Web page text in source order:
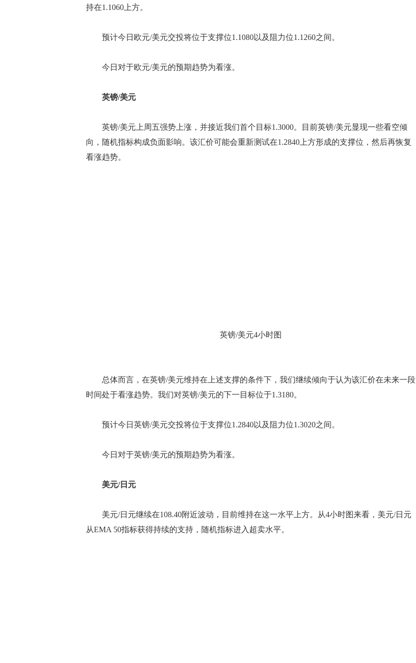
持在1.1060上方。
预计今日欧元/美元交投将位于支撑位1.1080以及阻力位1.1260之间。
今日对于欧元/美元的预期趋势为看涨。
英镑/美元
英镑/美元上周五强势上涨，并接近我们首个目标1.3000。目前英镑/美元显现一些看空倾
向，随机指标构成负面影响。该汇价可能会重新测试在1.2840上方形成的支撑位，然后再恢复
看涨趋势。
英镑/美元4小时图
总体而言，在英镑/美元维持在上述支撑的条件下，我们继续倾向于认为该汇价在未来一段
时间处于看涨趋势。我们对英镑/美元的下一目标位于1.3180。
预计今日英镑/美元交投将位于支撑位1.2840以及阻力位1.3020之间。
今日对于英镑/美元的预期趋势为看涨。
美元/日元
美元/日元继续在108.40附近波动，目前维持在这一水平上方。从4小时图来看，美元/日元
从EMA 50指标获得持续的支持，随机指标进入超卖水平。